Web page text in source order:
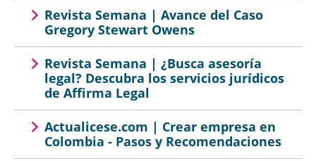
Revista Semana | Avance del Caso
Gregory Stewart Owens
Revista Semana | ¿Busca asesoría
legal? Descubra los servicios jurídicos
de Affirma Legal
Actualicese.com | Crear empresa en
Colombia - Pasos y Recomendaciones